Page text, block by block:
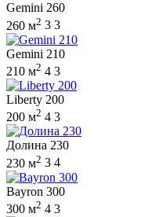
Gemini 260
260 м2 3 3
Gemini 210
210 м2 4 3
Liberty 200
200 м2 4 3
Долина 230
230 м2 3 4
Bayron 300
300 м2 4 3